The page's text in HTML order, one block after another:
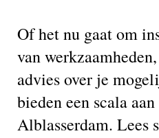
Of het nu gaat om
van
advies over je
bieden een scala
Alblasserdam. Lees